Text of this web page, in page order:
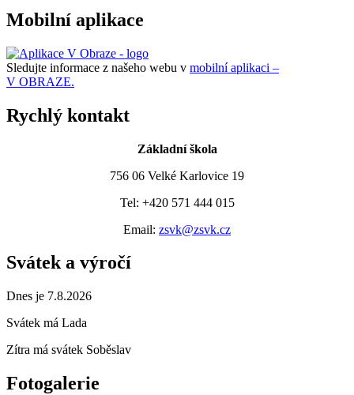
Mobilní aplikace
Sledujte informace z našeho webu v mobilní aplikaci –
V OBRAZE.
Rychlý kontakt
Základní škola
756 06 Velké Karlovice 19
Tel: +420 571 444 015
Email: zsvk@zsvk.cz
Svátek a výročí
Dnes je 7.8.2026
Svátek má Lada
Zítra má svátek Soběslav
Fotogalerie